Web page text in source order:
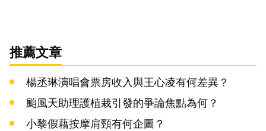
推薦文章
楊丞琳演唱會票房收入與王心凌有何差異？
颱風天助理護植栽引發的爭論焦點為何？
小黎假藉按摩肩頸有何企圖？